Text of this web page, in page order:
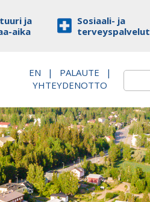
ja
aika
Sosiaali- ja
terveyspalvelut
EN | PALAUTE
|
YHTEYDENOTTO